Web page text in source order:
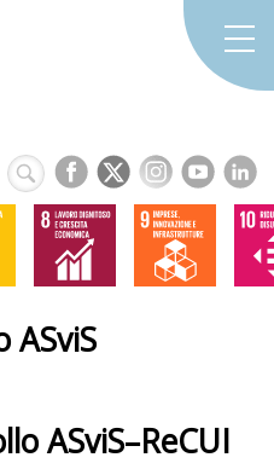
ASviS
ASviS–ReCUI